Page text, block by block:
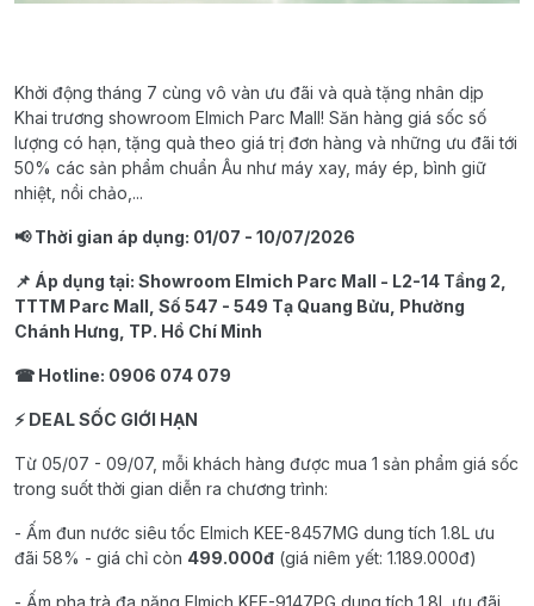
Khởi động tháng 7 cùng vô vàn ưu đãi và quà tặng nhân dịp
Khai trương showroom Elmich Parc Mall! Săn hàng giá sốc số
lượng có hạn, tặng quà theo giá trị đơn hàng và những ưu đãi tới
50% các sản phẩm chuẩn Âu như máy xay, máy ép, bình giữ
nhiệt, nồi chảo,...
📢 Thời gian áp dụng: 01/07 - 10/07/2026
📌 Áp dụng tại: Showroom Elmich Parc Mall - L2-14 Tầng 2,
TTTM Parc Mall, Số 547 - 549 Tạ Quang Bửu, Phường
Chánh Hưng, TP. Hồ Chí Minh
☎ Hotline: 0906 074 079
⚡ DEAL SỐC GIỚI HẠN
Từ 05/07 - 09/07, mỗi khách hàng được mua 1 sản phẩm giá sốc
trong suốt thời gian diễn ra chương trình:
- Ấm đun nước siêu tốc Elmich KEE-8457MG dung tích 1.8L ưu
đãi 58% - giá chỉ còn 499.000đ (giá niêm yết: 1.189.000đ)
- Ấm pha trà đa năng Elmich KEE-9147PG dung tích 1.8L ưu đãi